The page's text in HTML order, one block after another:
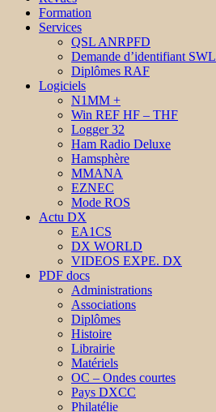
Formation
Services
QSL ANRPFD
Demande d’identifiant SWL
Diplômes RAF
Logiciels
N1MM +
Win REF HF – THF
Logger 32
Ham Radio Deluxe
Hamsphère
MMANA
EZNEC
Mode ROS
Actu DX
EA1CS
DX WORLD
VIDEOS EXPE. DX
PDF docs
Administrations
Associations
Diplômes
Histoire
Librairie
Matériels
OC – Ondes courtes
Pays DXCC
Philatélie